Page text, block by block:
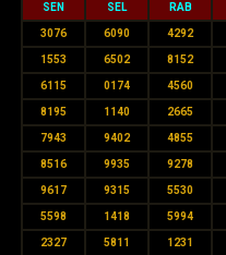
SEN SEL RAB
3076 6090 4292
1553 6502 8152
6115 0174 4560
8195 1140 2665
7943 9402 4855
8516 9935 9278
9617 9315 5530
5598 1418 5994
2327 5811 1231